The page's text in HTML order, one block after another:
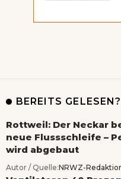
BEREITS GELESEN?
Rottweil: Der Neckar
neue Flussschleife –
wird abgebaut
Autor / Quelle:NRWZ-